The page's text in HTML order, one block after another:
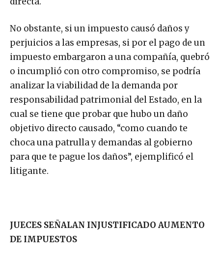
No obstante, si un impuesto causó daños y
perjuicios a las empresas, si por el pago de un
impuesto embargaron a una compañía, quebró
o incumplió con otro compromiso, se podría
analizar la viabilidad de la demanda por
responsabilidad patrimonial del Estado, en la
cual se tiene que probar que hubo un daño
objetivo directo causado, “como cuando te
choca una patrulla y demandas al gobierno
para que te pague los daños”, ejemplificó el
litigante.
JUECES SEÑALAN INJUSTIFICADO AUMENTO
DE IMPUESTOS